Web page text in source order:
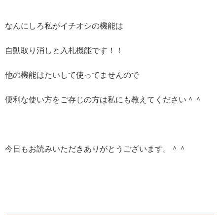
なんにしろ私がイチオシの機能は
自動取り消しと入札機能です！！
他の機能はたいして使ってませんので
便利な使い方をご存じの方は私にも教えてください＾＾
今日もお読みいただきありがとうございます。＾＾